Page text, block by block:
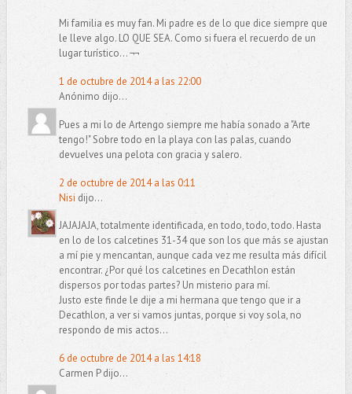
Mi familia es muy fan. Mi padre es de lo que dice siempre que
le lleve algo. LO QUE SEA. Como si fuera el recuerdo de un
lugar turístico... ¬¬
1 de octubre de 2014 a las 22:00
Anónimo dijo...
Pues a mi lo de Artengo siempre me había sonado a "Arte
tengo!" Sobre todo en la playa con las palas, cuando
devuelves una pelota con gracia y salero.
2 de octubre de 2014 a las 0:11
Nisi dijo...
JAJAJAJA, totalmente identificada, en todo, todo, todo. Hasta
en lo de los calcetines 31-34 que son los que más se ajustan
a mí pie y mencantan, aunque cada vez me resulta más difícil
encontrar. ¿Por qué los calcetines en Decathlon están
dispersos por todas partes? Un misterio para mí.
Justo este finde le dije a mi hermana que tengo que ir a
Decathlon, a ver si vamos juntas, porque si voy sola, no
respondo de mis actos...
6 de octubre de 2014 a las 14:18
Carmen P dijo...